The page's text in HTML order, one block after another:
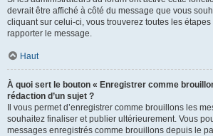
devrait être affiché à côté du message que vous
cliquant sur celui-ci, vous trouverez toutes les
rapporter le message.
Haut
À quoi sert le bouton « Enregistrer comme
rédaction d’un sujet ?
Il vous permet d’enregistrer comme brouillons les
souhaitez finaliser et publier ultérieurement. Vous
messages enregistrés comme brouillons depuis le